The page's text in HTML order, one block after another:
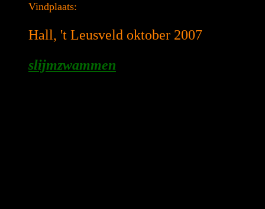
Vindplaats:
Hall, 't Leusveld oktober 2007
slijmzwammen